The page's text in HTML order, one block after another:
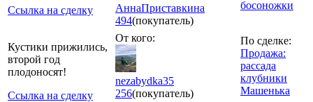
Ссылка на сделку
АннаПриставкина
494(покупатель)
босоножки
Кустики прижились,
второй год
плодоносят!
Ссылка на сделку
От кого:
nezabydka35
256(покупатель)
По сделке:
Продажа:
рассада
клубники
Машенька